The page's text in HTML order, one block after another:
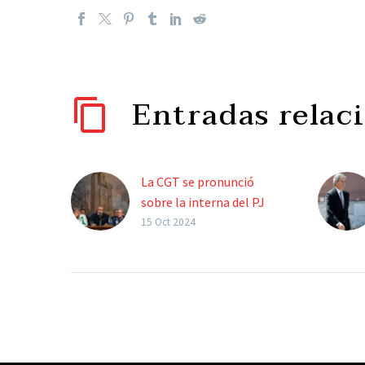
Entradas
La CGT se pronunció
sobre la interna del PJ
con críticas a Cristina
15 Oct 2024